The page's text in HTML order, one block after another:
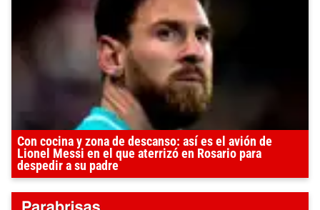
Con cocina y zona de descanso: así es el avión de
Lionel Messi en el que aterrizó en Rosario para
despedir a su padre